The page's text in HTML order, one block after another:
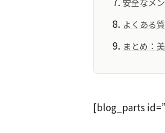
よくある
まとめ：
[blog_parts